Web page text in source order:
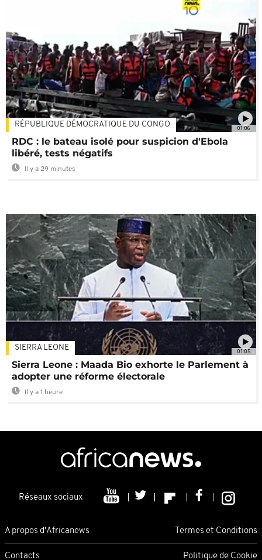
01:06
RÉPUBLIQUE DÉMOCRATIQUE DU CONGO
RDC : le bateau isolé pour suspicion d'Ebola
libéré, tests négatifs
Il y a 29 minutes
01:05
SIERRA LEONE
Sierra Leone : Maada Bio exhorte le Parlement à
adopter une réforme électorale
Il y a 1 heure
Réseaux sociaux
A propos d'Africanews Termes et Conditions
Contacts Politique de Cookie